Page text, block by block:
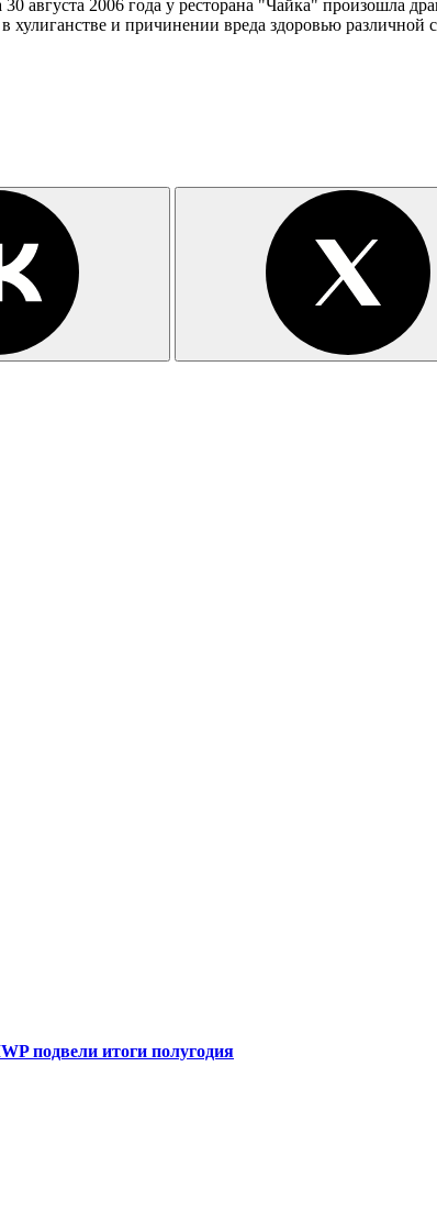
августа 2006 года у ресторана "Чайка" произошла
и причинении вреда здоровью
подвели итоги полугодия